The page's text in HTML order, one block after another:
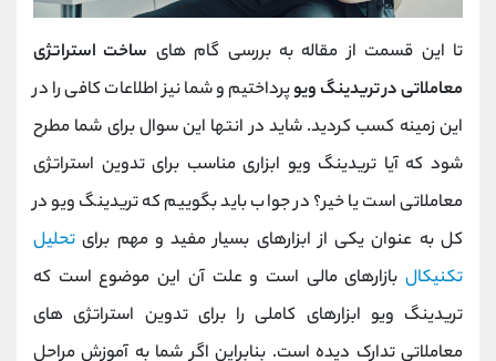
تا این قسمت از مقاله به بررسی گام های ساخت استراتژی
معاملاتی در تریدینگ ویوپرداختیم و شما نیز اطلاعات کافی را در
این زمینه کسب کردید. شاید در انتها این سوال برای شما مطرح
شود که آیا تریدینگ ویو ابزاری مناسب برای تدوین استراتژی
معاملاتی است یا خیر؟ در جواب باید بگوییم که تریدینگ ویو در
کل به عنوان یکی از ابزارهای بسیار مفید و مهم برای تحلیل
تکنیکال بازارهای مالی است و علت آن این موضوع است که
تریدینگ ویو ابزارهای کاملی را برای تدوین استراتژی های
معاملاتی تدارک دیده است. بنابراین اگر شما به آموزش مراحل